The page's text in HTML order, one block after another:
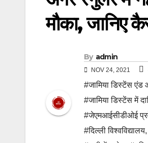
मौका, जानिए
By admin
NOV 24, 2021
#जामिया डिस्टेंस एंड
#जामिया डिस्टेंस में
#जेएमआईसीडीओई
#दिल्ली विश्वविद्यालय,